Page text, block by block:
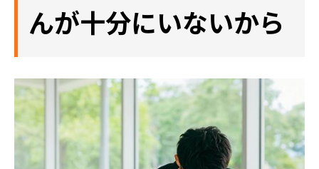
んが十分にいないから